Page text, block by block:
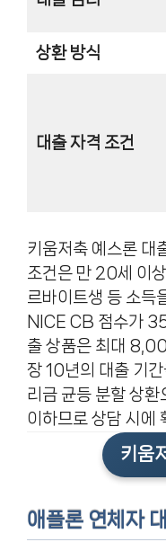
상환 방식
대출 자격 조건
키움저축 예스론 대
조건은 만 20세 이
르바이트생 등 소득
NICE CB 점수가
출 상품은 최대
장 10년의 대출 기
리금 균등 분할 상환
이하므로 상담 시에
키움
애플론 연체자